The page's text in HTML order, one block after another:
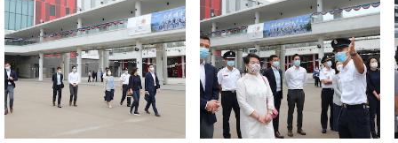
扫一扫关注我们的社交媒体，紧贴最新资讯！
微 微